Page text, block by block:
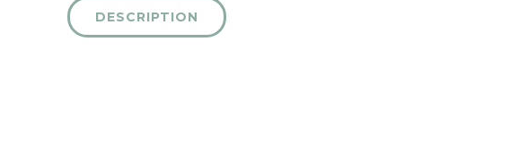
DESCRIPTION